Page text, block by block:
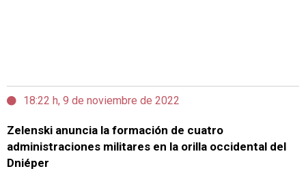
18:22 h, 9 de noviembre de 2022
Zelenski anuncia la formación de cuatro
administraciones militares en la orilla occidental del
Dniéper